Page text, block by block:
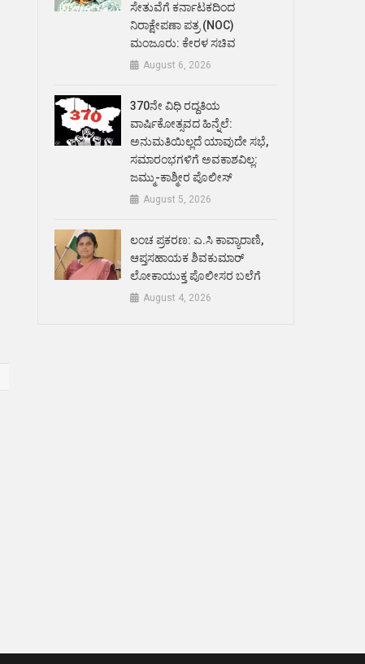
ಸೇತುವೆಗೆ ಕರ್ನಾಟಕದಿಂದ
ನಿರಾಕ್ಷೇಪಣಾ ಪತ್ರ (NOC)
ಮಂಜೂರು: ಕೇರಳ ಸಚಿವ
August 6, 2026
370ನೇ ವಿಧಿ ರದ್ದತಿಯ
ವಾರ್ಷಿಕೋತ್ಸವದ ಹಿನ್ನೆಲೆ:
ಅನುಮತಿಯಿಲ್ಲದೆ ಯಾವುದೇ ಸಭೆ,
ಸಮಾರಂಭಗಳಿಗೆ ಅವಕಾಶವಿಲ್ಲ:
ಜಮ್ಮು-ಕಾಶ್ಮೀರ ಪೊಲೀಸ್
August 5, 2026
ಲಂಚ ಪ್ರಕರಣ: ಎ.ಸಿ ಕಾವ್ಯಾರಾಣಿ,
ಆಪ್ತಸಹಾಯಕ ಶಿವಕುಮಾರ್‌
ಲೋಕಾಯುಕ್ತ ಪೊಲೀಸರ ಬಲೆಗೆ
August 4, 2026